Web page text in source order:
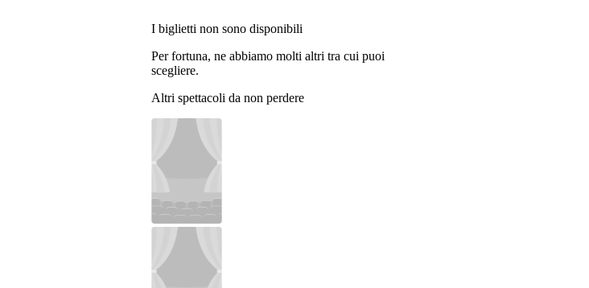
I biglietti non sono disponibili
Per fortuna, ne abbiamo molti altri tra cui puoi
scegliere.
Altri spettacoli da non perdere